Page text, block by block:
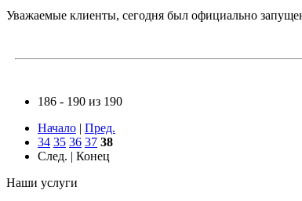
Уважаемые клиенты, сегодня был официально
186 - 190 из 190
Начало | Пред.
34 35 36 37 38
След. | Конец
Наши услуги